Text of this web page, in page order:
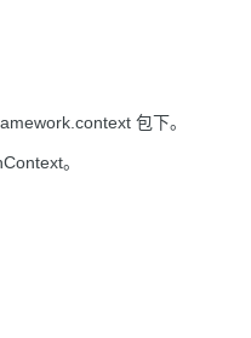
包下。
。